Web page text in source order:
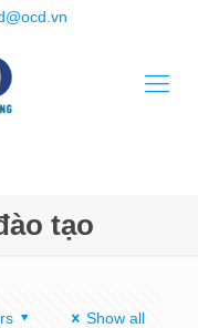
tạo
Show all